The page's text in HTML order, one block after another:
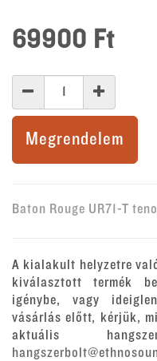
69900 Ft
Megrendelem
Baton Rouge UR71-T
A kialakult helyzetre
kiválasztott termék
igénybe, vagy
vásárlás előtt, kérjük,
aktuális